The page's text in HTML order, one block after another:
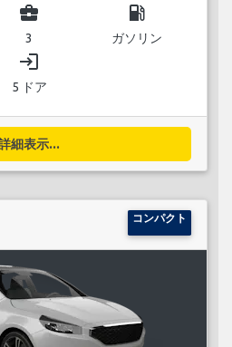
business_center
3
local_gas_station
ガソリン
login
5 ドア
細表示...
コンパクト